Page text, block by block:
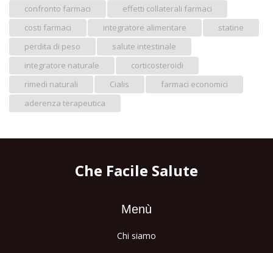
confronto farmaci
effetti collaterali farmaci
costi farmaci
integratore alimentare
statine
perdita di peso
salute intestinale
integratore naturale
corticosteroidi
rimedi naturali
Cialis
farmaci economici
aderenza terapeutica
Che Facile Salute
Menù
Chi siamo